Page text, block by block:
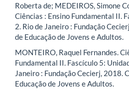
Roberta de; MEDEIROS, Simone
Ciências : Ensino Fundamental II.
2. Rio de Janeiro : Fundação
de Educação de Jovens e Adultos.
MONTEIRO, Raquel Fernandes.
Fundamental II. Fascículo 5:
Janeiro : Fundação Cecierj, 2018.
Educação de Jovens e Adultos.